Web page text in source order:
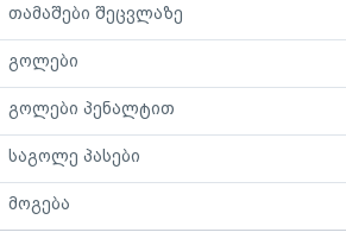
თამაშები შეცვლაზე
გოლები
გოლები პენალტით
საგოლე პასები
მოგება